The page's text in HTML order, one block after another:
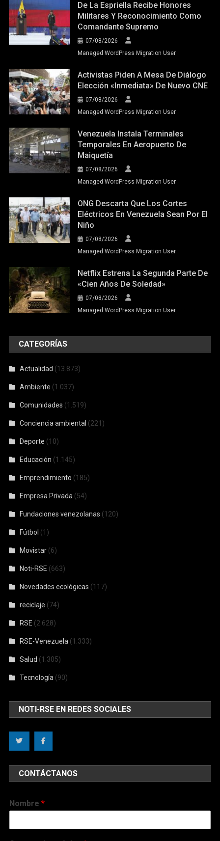
De La Espriella Recibe Honores
Militares Y Reconocimiento Como
Comandante Supremo
07/08/2026
Managed WordPress Migration User
Activistas Piden A Mesa De Diálogo
Elección «inmediata» De Nuevo CNE
07/08/2026
Managed WordPress Migration User
Venezuela Instala Terminales
Temporales En Aeropuerto De
Maiquetía
07/08/2026
Managed WordPress Migration User
ONG Descarta Que Los Cortes
Eléctricos En Venezuela Sean Por El
Niño
07/08/2026
Managed WordPress Migration User
Netflix Estrena La Segunda Parte De
«Cien Años De Soledad»
07/08/2026
Managed WordPress Migration User
CATEGORÍAS
Actualidad (13.873)
Ambiente (1.037)
Comunidades (1.519)
Conciencia ambiental (221)
Deporte (10)
Educación (1.145)
Emprendimiento (185)
Empresa Privada (54)
Fundaciones venezolanas (120)
Fútbol (1)
Movistar (6)
Noti-RSE (663)
Novedades ecológicas (117)
reciclaje (74)
RSE (2.628)
RSE-Venezuela (1.333)
Salud (1.305)
Tecnología (90)
NOTI-RSE EN REDES SOCIALES
CONTÁCTANOS
Nombre*